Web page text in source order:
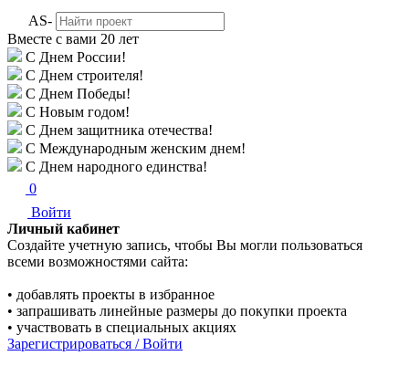
AS-
Вместе с вами 20 лет
С Днем России!
С Днем строителя!
С Днем Победы!
С Новым годом!
С Днем защитника отечества!
С Международным женским днем!
С Днем народного единства!
0
Войти
Личный кабинет
Создайте учетную запись, чтобы Вы могли пользоваться
всеми возможностями сайта:
• добавлять проекты в избранное
• запрашивать линейные размеры до покупки проекта
• участвовать в специальных акциях
Зарегистрироваться / Войти